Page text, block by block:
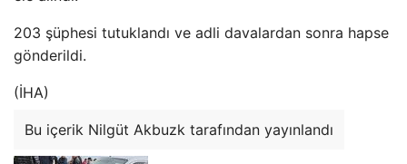
203 şüphesi tutuklandı ve adli davalardan sonra hapse
gönderildi.
(İHA)
Bu içerik Nilgüt Akbuzk tarafından yayınlandı